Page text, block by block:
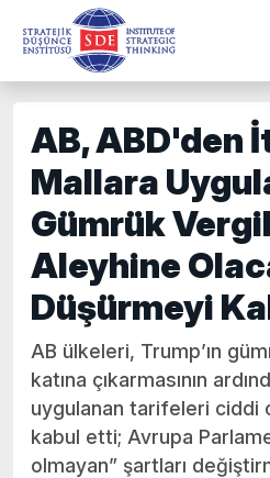
AB, ABD'den
Mallara
Gümrük
Aleyhine
Düşürmeyi
AB ülkeleri, Trump’ın
katına çıkarmasının
uygulanan tarifeleri ciddi
kabul etti; Avrupa
olmayan” şartları